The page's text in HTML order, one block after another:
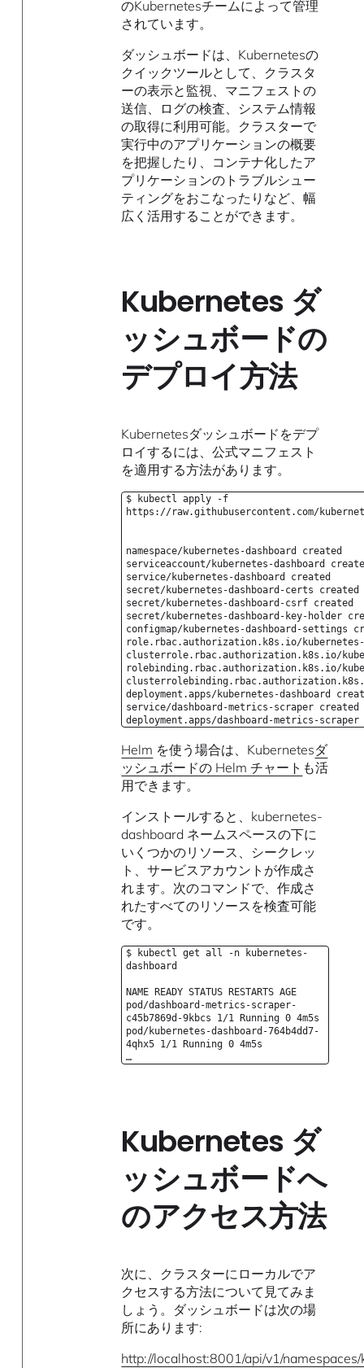
のKubernetesチームによって管理
されています。
ダッシュボードは、Kubernetesの
クイックツールとして、クラスタ
ーの表示と監視、マニフェストの
送信、ログの検査、システム情報
の取得に利用可能。クラスターで
実行中のアプリケーションの概要
を把握したり、コンテナ化したア
プリケーションのトラブルシュー
ティングをおこなったりなど、幅
広く活用することができます。
Kubernetes ダ
ッシュボードの
デプロイ方法
Kubernetesダッシュボードをデプ
ロイするには、公式マニフェスト
を適用する方法があります。
$ kubectl apply -f
https://raw.githubusercontent.com/
namespace/kubernetes-dashboard created
serviceaccount/kubernetes-dashboard
service/kubernetes-dashboard created
secret/kubernetes-dashboard-certs created
secret/kubernetes-dashboard-csrf created
secret/kubernetes-dashboard-key-holder
configmap/kubernetes-dashboard-settings
role.rbac.authorization.k8s.io/kubernetes-
clusterrole.rbac.authorization.k8s.io/
rolebinding.rbac.authorization.k8s.io/
deployment.apps/kubernetes-dashboard
service/dashboard-metrics-scraper created
deployment.apps/dashboard-metrics-
Helm を使う場合は、Kubernetesダ
ッシュボードの Helm チャート も活
用できます。
インストールすると、kubernetes-
dashboard ネームスペースの下に
いくつかのリソース、シークレッ
ト、サービスアカウントが作成さ
れます。次のコマンドで、作成さ
れたすべてのリソースを検査可能
です。
$ kubectl get all -n kubernetes-
dashboard
NAME READY STATUS RESTARTS AGE
pod/dashboard-metrics-scraper-
c45b7869d-9kbcs 1/1 Running 0 4m5s
pod/kubernetes-dashboard-764b4dd7-
4qhx5 1/1 Running 0 4m5s
…
Kubernetes ダ
ッシュボードへ
のアクセス方法
次に、クラスターにローカルでア
クセスする方法について見てみま
しょう。ダッシュボードは次の場
所にあります:
http://localhost:8001/api/v1/